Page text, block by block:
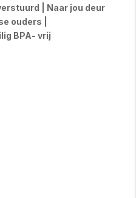
| Naar jou deur
ouders |
BPA- vrij